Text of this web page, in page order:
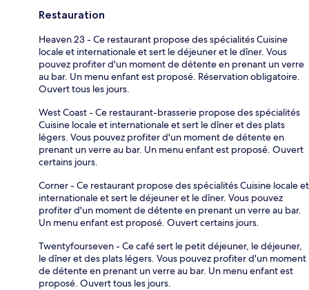
Restauration
Heaven 23 - Ce restaurant propose des spécialités Cuisine
locale et internationale et sert le déjeuner et le dîner. Vous
pouvez profiter d'un moment de détente en prenant un verre
au bar. Un menu enfant est proposé. Réservation obligatoire.
Ouvert tous les jours.
West Coast - Ce restaurant-brasserie propose des spécialités
Cuisine locale et internationale et sert le dîner et des plats
légers. Vous pouvez profiter d'un moment de détente en
prenant un verre au bar. Un menu enfant est proposé. Ouvert
certains jours.
Corner - Ce restaurant propose des spécialités Cuisine locale et
internationale et sert le déjeuner et le dîner. Vous pouvez
profiter d'un moment de détente en prenant un verre au bar.
Un menu enfant est proposé. Ouvert certains jours.
Twentyfourseven - Ce café sert le petit déjeuner, le déjeuner,
le dîner et des plats légers. Vous pouvez profiter d'un moment
de détente en prenant un verre au bar. Un menu enfant est
proposé. Ouvert tous les jours.